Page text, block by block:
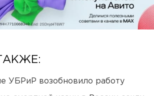
УБРиР возобновило работу